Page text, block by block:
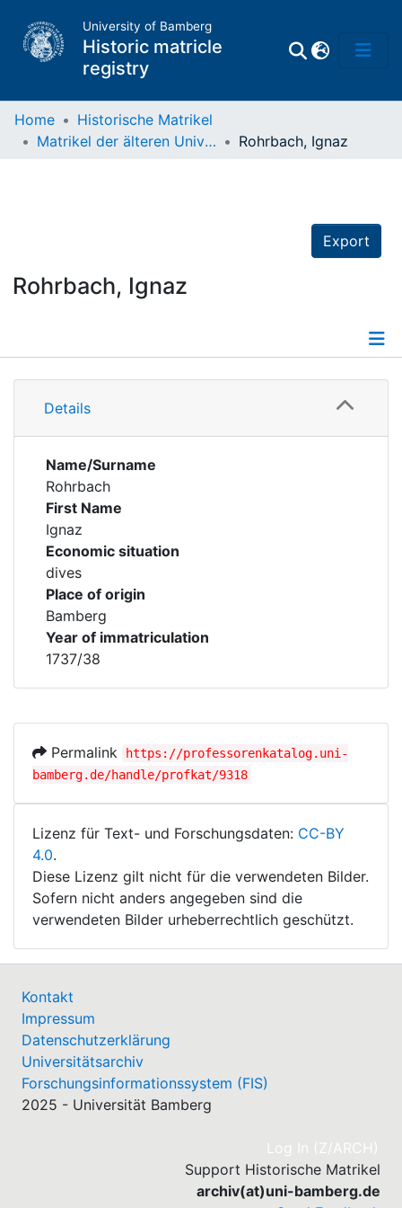
University of Bamberg
Historic matricle
registry
Home
Historische Matrikel
Matrikel der älteren Universität
Rohrbach, Ignaz
Export
Rohrbach, Ignaz
Details
Details
Name/Surname
Rohrbach
First Name
Ignaz
Economic situation
dives
Place of origin
Bamberg
Year of immatriculation
1737/38
Permalink
https://professorenkatalog.uni-
bamberg.de/handle/profkat/9318
Lizenz für Text- und Forschungsdaten: CC-BY
4.0.
Diese Lizenz gilt nicht für die verwendeten Bilder.
Sofern nicht anders angegeben sind die
verwendeten Bilder urheberrechtlich geschützt.
Kontakt
Impressum
Datenschutzerklärung
Universitätsarchiv
Forschungsinformationssystem (FIS)
2025 - Universität Bamberg
Log In (Z/ARCH)
Support Historische Matrikel
archiv(at)uni-bamberg.de